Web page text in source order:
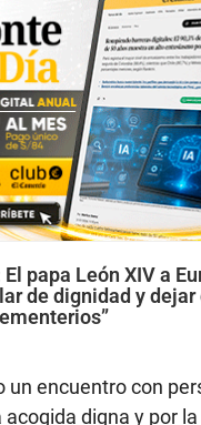
El papa León XIV a
de dignidad y dejar
un encuentro con
digna y por